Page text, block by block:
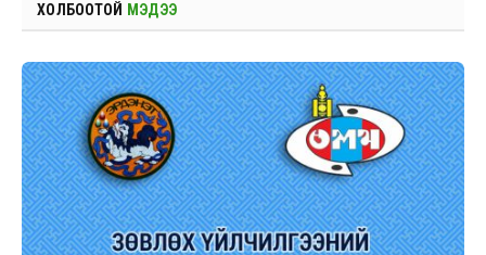
ХОЛБООТОЙ МЭДЭЭ